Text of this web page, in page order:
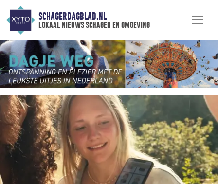
SCHAGERDAGBLAD.NL
lokaal nieuws schagen en omgeving